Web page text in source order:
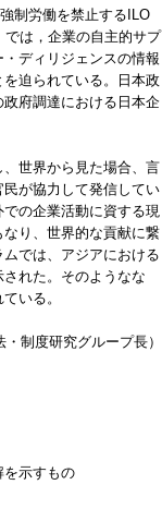
制労働を禁止するILO
は，企業の自主的サプ
ディリジェンスの情報
迫られている。日本政
府調達における日本企
世界から見た場合、言
が協力して発信してい
の企業活動に資する現
り、世界的な貢献に繋
では、アジアにおける
れた。そのようなな
いる。
制度研究グループ長）
を示すもの